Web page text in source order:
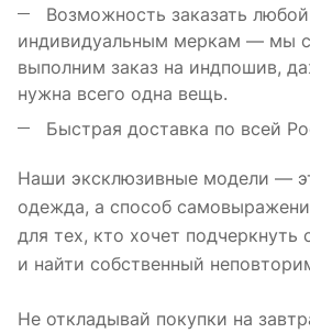
Возможность заказать
индивидуальным меркам — мы
выполним заказ на индпошив,
нужна всего одна вещь.
Быстрая доставка по всей
Наши эксклюзивные модели —
одежда, а способ
для тех, кто хочет подчеркнуть
и найти собственный
Не откладывай покупки на